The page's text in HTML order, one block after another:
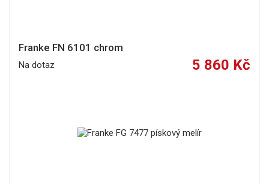
Franke FN 6101 chrom
Na dotaz 5 860 Kč